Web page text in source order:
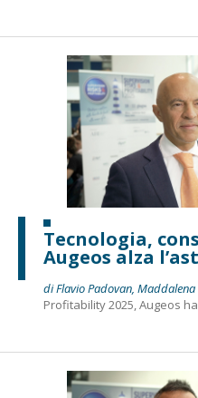
Tecnologia,
Augeos alza
di Flavio Padovan,
Profitability 2025, Augeos